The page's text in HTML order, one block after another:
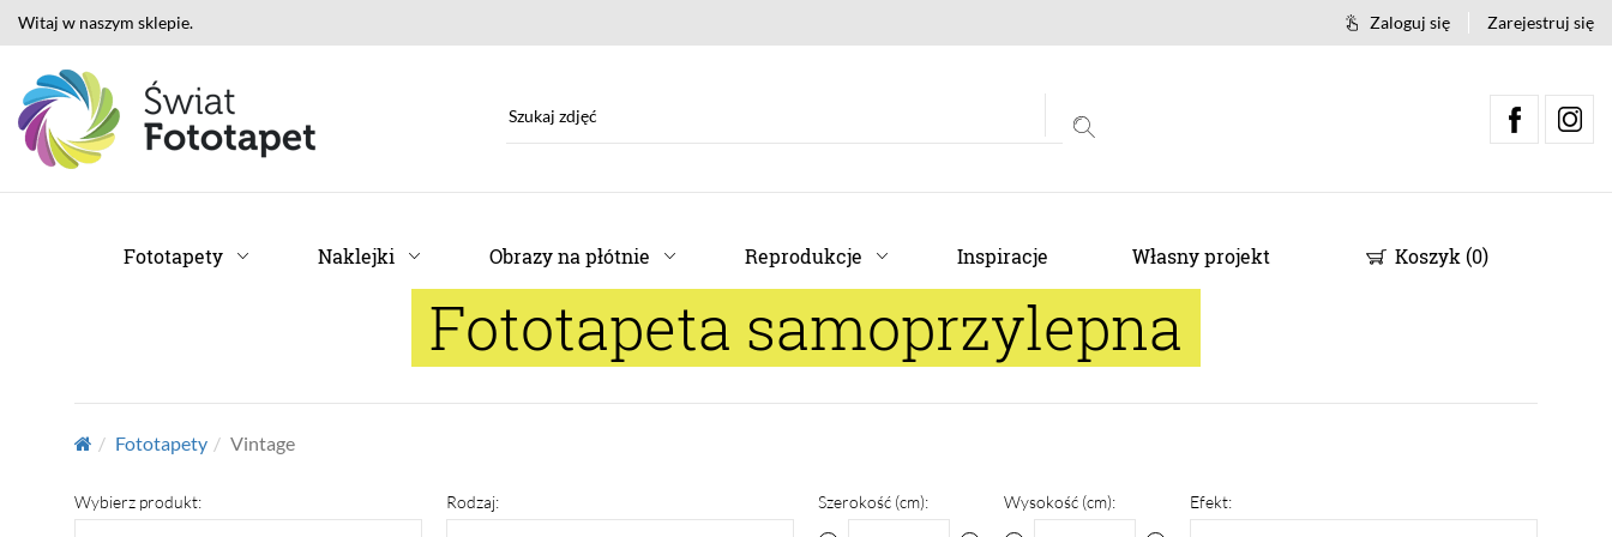
Witaj w naszym sklepie. Zaloguj się Zarejestruj się
Fototapety Naklejki Obrazy na płótnie Reprodukcje Inspiracje Własny projekt Koszyk (0)
Fototapeta samoprzylepna
Fototapety Vintage
Wybierz produkt:
Rodzaj:
Szerokość (cm): Wysokość (cm):
Efekt: